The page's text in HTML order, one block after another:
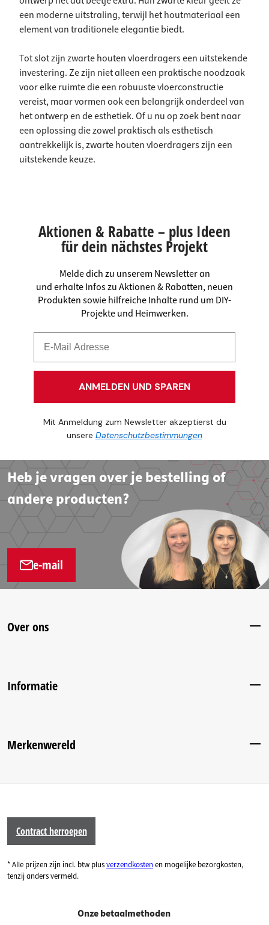
een moderne uitstraling, terwijl het houtmateriaal een
element van traditionele elegantie biedt.
Tot slot zijn zwarte houten vloerdragers een uitstekende
investering. Ze zijn niet alleen een praktische noodzaak
voor elke ruimte die een robuuste vloerconstructie
vereist, maar vormen ook een belangrijk onderdeel van
het ontwerp en de esthetiek. Of u nu op zoek bent naar
een oplossing die zowel praktisch als esthetisch
aantrekkelijk is, zwarte houten vloerdragers zijn een
uitstekende keuze.
Aktionen & Rabatte – plus Ideen
für dein nächstes Projekt
Melde dich zu unserem Newsletter an
und erhalte Infos zu Aktionen & Rabatten, neuen
Produkten sowie hilfreiche Inhalte rund um DIY-
Projekte und Heimwerken.
ANMELDEN UND SPAREN
Mit Anmeldung zum Newsletter akzeptierst du
unsere Datenschutzbestimmungen
Heb je vragen over je bestelling of
andere producten?
e-mail
Over ons
Informatie
Merkenwereld
Contract herroepen
* Alle prijzen zijn incl. btw plusverzendkostenen mogelijke bezorgkosten,
tenzij anders vermeld.
Onze betaalmethoden